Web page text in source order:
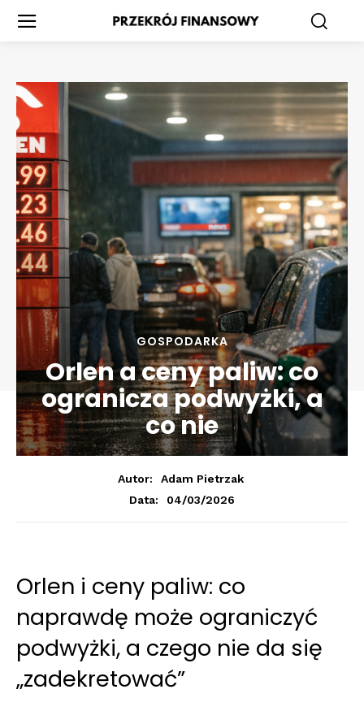
GOSPODARKA
Orlen a ceny paliw: co
ogranicza podwyżki, a
co nie
Autor:
Adam Pietrzak
Data:
04/03/2026
Orlen i ceny paliw: co
naprawdę może ograniczyć
podwyżki, a czego nie da się
„zadekretować”